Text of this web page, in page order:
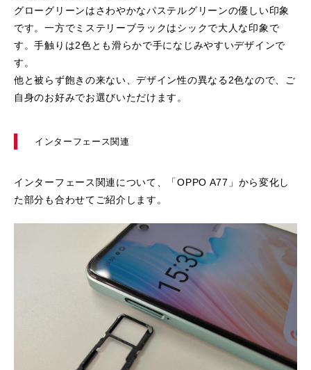
グローグリーンはさわやかなパステルグリーンの優しい印象
です。一方でミステリーブラックはシックで大人な印象で
す。手触りは2色とも滑らかで手になじみやすいデザインで
す。
他と被らず飽きの来ない、デザイン性の異なる2色なので、ご
自身のお好みでお選びいただけます。
インターフェース関連
インターフェース関連について、「OPPO A77」から変化し
た部分も合わせてご紹介します。